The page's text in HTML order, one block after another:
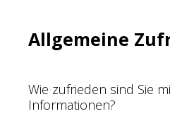
Allgemeine
Wie zufrieden sind Sie
Informationen?